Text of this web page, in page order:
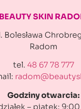
BEAUTY SKIN
Bolesława
Radom
tel. 48 67 78 777
Godziny otwarcia:
– piątek: